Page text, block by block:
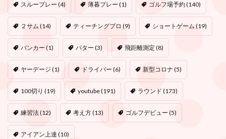
スループレー (4) 薄暮プレー (1) ゴルフ場予約(140)
２サム (14) ティーチングプロ (9) ショートゲーム (19)
バンカー (1) パター (3) 飛距離測定 (8)
ヤーデージ (1) ドライバー (6) 新型コロナ (5)
100切り (19) youtube(191) ラウンド (173)
練習法(12) 考え方(13) ゴルフデビュー (5)
アイアン上達 (10)